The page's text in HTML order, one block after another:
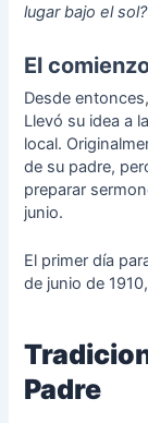
lugar bajo el sol?
El
Desde
Llevó su idea a
local.
de su padre,
preparar
junio.
El primer día
de junio de
Padre